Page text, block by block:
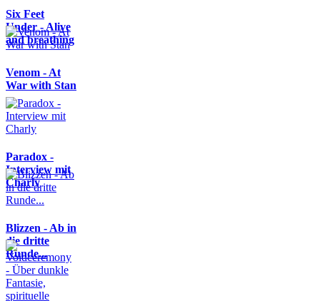
Six Feet
Under - Alive
and breathing
Venom - At
War with Stan
Paradox -
Interview mit
Charly
Blizzen - Ab in
die dritte
Runde...